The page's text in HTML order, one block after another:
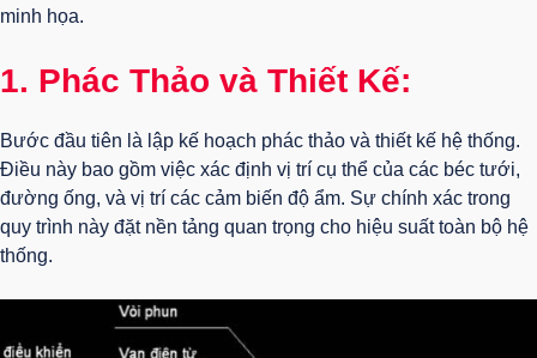
minh họa.
1. Phác Thảo và Thiết Kế:
Bước đầu tiên là lập kế hoạch phác thảo và thiết kế hệ thống.
Điều này bao gồm việc xác định vị trí cụ thể của các béc tưới,
đường ống, và vị trí các cảm biến độ ẩm. Sự chính xác trong
quy trình này đặt nền tảng quan trọng cho hiệu suất toàn bộ hệ
thống.